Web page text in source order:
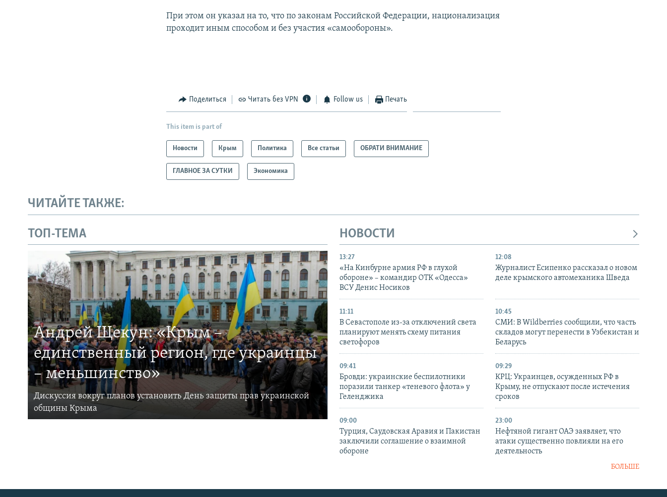
При этом он указал на то, что по законам Российской Федерации, национализация
проходит иным способом и без участия «самообороны».
Поделиться Читать без VPN Follow us Печать
This item is part of
Новости Крым Политика Все статьи ОБРАТИ ВНИМАНИЕ
ГЛАВНОЕ ЗА СУТКИ Экономика
ЧИТАЙТЕ ТАКЖЕ:
ТОП-ТЕМА
Андрей Щекун: «Крым –
единственный регион, где украинцы
– меньшинство»
Дискуссия вокруг планов установить День защиты прав украинской
общины Крыма
НОВОСТИ
13:27
«На Кинбурне армия РФ в глухой
обороне» – командир ОТК «Одесса»
ВСУ Денис Носиков
12:08
Журналист Есипенко рассказал о новом
деле крымского автомеханика Шведа
11:11
В Севастополе из-за отключений света
планируют менять схему питания
светофоров
10:45
СМИ: В Wildberries сообщили, что часть
складов могут перенести в Узбекистан и
Беларусь
09:41
Бровди: украинские беспилотники
поразили танкер «теневого флота» у
Геленджика
09:29
КРЦ: Украинцев, осужденных РФ в
Крыму, не отпускают после истечения
сроков
09:00
Турция, Саудовская Аравия и Пакистан
заключили соглашение о взаимной
обороне
23:00
Нефтяной гигант ОАЭ заявляет, что
атаки существенно повлияли на его
деятельность
БОЛЬШЕ